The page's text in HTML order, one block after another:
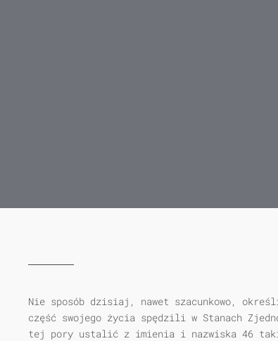
Nie sposób dzisiaj, nawet szacunkowo,
część swojego życia spędzili w Stanach
tej pory ustalić z imienia i nazwiska 46